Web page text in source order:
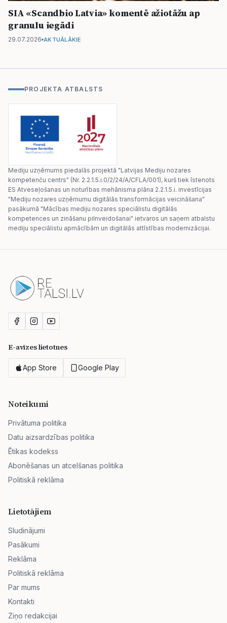
SIA «Scandbio Latvia» komentē ažiotāžu ap
granulu iegādi
29.07.2026 AKTUĀLĀKIE
PROJEKTA ATBALSTS
Mediju uzņēmums piedalās projektā "Latvijas Mediju nozares
kompetenču centrs" (Nr. 2.2.1.5.i.0/2/24/A/CFLA/001), kurš tiek īstenots
ES Atveseļošanas un noturības mehānisma plāna 2.2.1.5.i. investīcijas
"Mediju nozares uzņēmumu digitālās transformācijas veicināšana"
pasākumā "Mācības mediju nozares speciālistu digitālās
kompetences un zināšanu pilnveidošanai" ietvaros un saņem atbalstu
mediju speciālistu apmācībām un digitālās attīstības modernizācijai.
E-avīzes lietotnes
App Store Google Play
Noteikumi
Privātuma politika
Datu aizsardzības politika
Ētikas kodekss
Abonēšanas un atcelšanas politika
Politiskā reklāma
Lietotājiem
Sludinājumi
Pasākumi
Reklāma
Politiskā reklāma
Par mums
Kontakti
Ziņo redakcijai